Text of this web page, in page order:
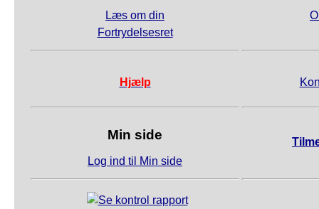
Læs om din
Fortrydelsesret
Hjælp
Min side
Log ind til Min side